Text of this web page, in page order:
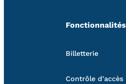
Fonctionnalités
Billetterie
Contrôle d’accès